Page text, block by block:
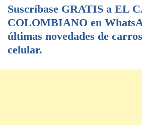
Suscríbase GRATIS a EL
COLOMBIANO en
últimas novedades de
celular.